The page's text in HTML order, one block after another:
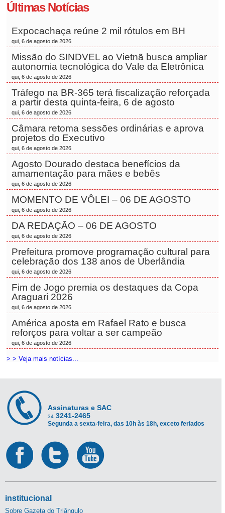
Últimas Notícias
Expocachaça reúne 2 mil rótulos em BH
qui, 6 de agosto de 2026
Missão do SINDVEL ao Vietnã busca ampliar
autonomia tecnológica do Vale da Eletrônica
qui, 6 de agosto de 2026
Tráfego na BR-365 terá fiscalização reforçada
a partir desta quinta-feira, 6 de agosto
qui, 6 de agosto de 2026
Câmara retoma sessões ordinárias e aprova
projetos do Executivo
qui, 6 de agosto de 2026
Agosto Dourado destaca benefícios da
amamentação para mães e bebês
qui, 6 de agosto de 2026
MOMENTO DE VÔLEI – 06 DE AGOSTO
qui, 6 de agosto de 2026
DA REDAÇÃO – 06 DE AGOSTO
qui, 6 de agosto de 2026
Prefeitura promove programação cultural para
celebração dos 138 anos de Uberlândia
qui, 6 de agosto de 2026
Fim de Jogo premia os destaques da Copa
Araguari 2026
qui, 6 de agosto de 2026
América aposta em Rafael Rato e busca
reforços para voltar a ser campeão
qui, 6 de agosto de 2026
> > Veja mais notícias...
Assinaturas e SAC
34 3241-2465
Segunda a sexta-feira, das 10h às 18h, exceto feriados
institucional
Sobre Gazeta do Triângulo